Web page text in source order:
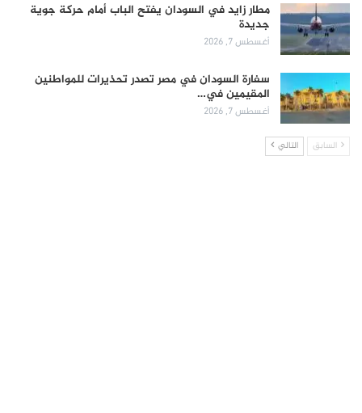
مطار زايد في السودان يفتح الباب أمام حركة جوية
جديدة
أغسطس 7, 2026
سفارة السودان في مصر تصدر تحذيرات للمواطنين
المقيمين في…
أغسطس 7, 2026
السابق التالي